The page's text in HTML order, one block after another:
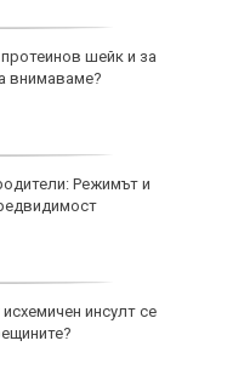
шейк и за
внимаваме?
Режимът и
инсулт се